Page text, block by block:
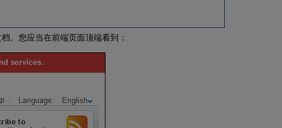
。您应当在前端页面顶端看到：